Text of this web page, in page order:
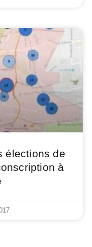
élections de
à